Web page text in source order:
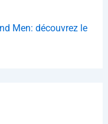
Men: découvrez le